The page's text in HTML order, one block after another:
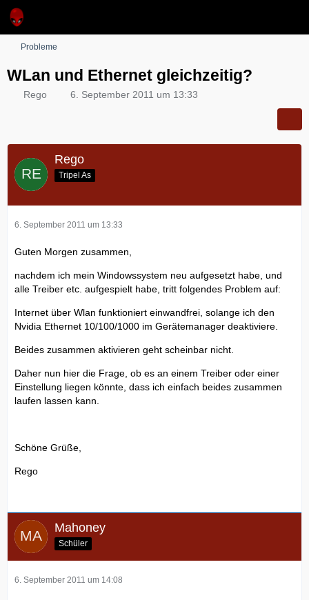
Probleme
WLan und Ethernet gleichzeitig?
Rego 6. September 2011 um 13:33
Rego
Tripel As
6. September 2011 um 13:33
Guten Morgen zusammen,
nachdem ich mein Windowssystem neu aufgesetzt habe, und
alle Treiber etc. aufgespielt habe, tritt folgendes Problem auf:
Internet über Wlan funktioniert einwandfrei, solange ich den
Nvidia Ethernet 10/100/1000 im Gerätemanager deaktiviere.
Beides zusammen aktivieren geht scheinbar nicht.
Daher nun hier die Frage, ob es an einem Treiber oder einer
Einstellung liegen könnte, dass ich einfach beides zusammen
laufen lassen kann.
Schöne Grüße,
Rego
Mahoney
Schüler
6. September 2011 um 14:08